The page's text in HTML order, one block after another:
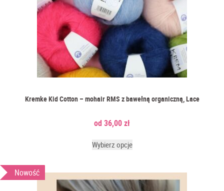
Kremke Kid Cotton – mohair RMS z bawełną organiczną, Lace
36,00zł
Wybierz opcje
Nowość